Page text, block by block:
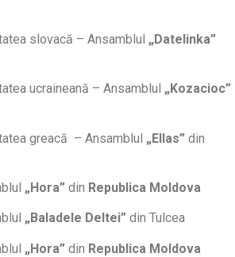
slovacă – Ansamblul „Datelinka”
ucraineană – Ansamblul „Kozacioc”
greacă – Ansamblul „Ellas” din
„Hora” din Republica Moldova
„Baladele Deltei” din Tulcea
„Hora” din Republica Moldova